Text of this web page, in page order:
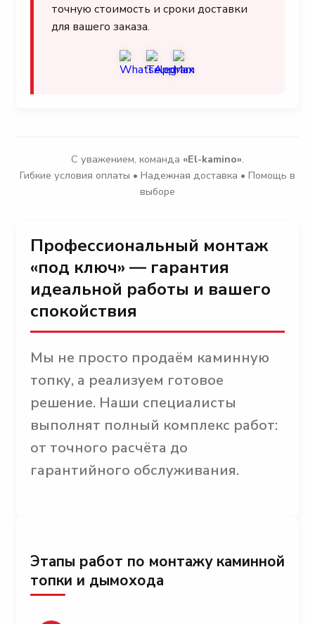
точную стоимость и сроки доставки
для вашего заказа.
С уважением, команда «El-kamino».
Гибкие условия оплаты • Надежная доставка • Помощь в
выборе
Профессиональный монтаж
«под ключ» — гарантия
идеальной работы и вашего
спокойствия
Мы не просто продаём каминную
топку, а реализуем готовое
решение. Наши специалисты
выполнят полный комплекс работ:
от точного расчёта до
гарантийного обслуживания.
Этапы работ по монтажу каминной
топки и дымохода